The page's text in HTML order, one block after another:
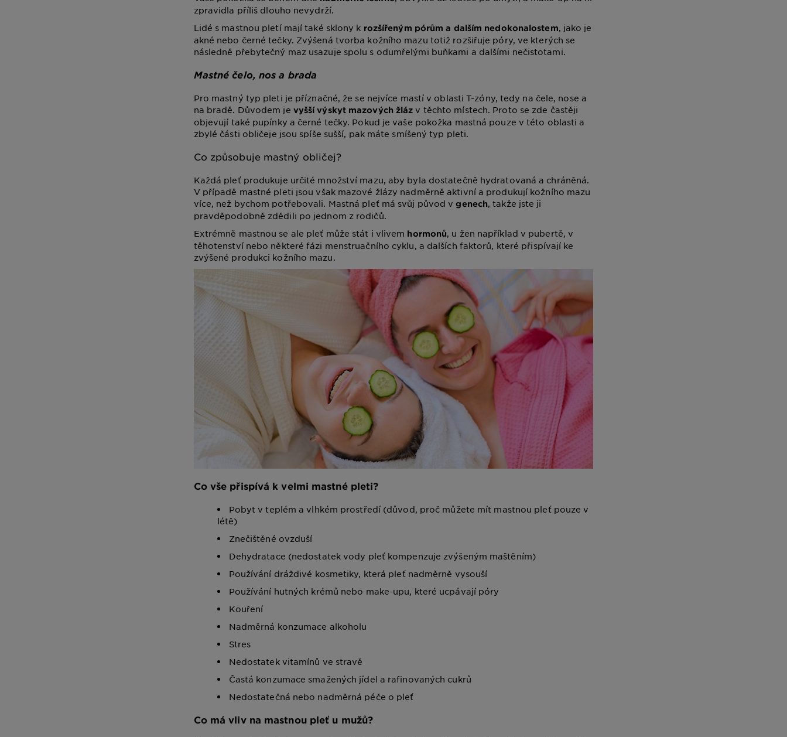
zpravidla příliš dlouho nevydrží.
Lidé s mastnou pletí mají také sklony k rozšířeným pórům a dalším nedokonalostem, jako je
akné nebo černé tečky. Zvýšená tvorba kožního mazu totiž rozšiřuje póry, ve kterých se
následně přebytečný maz usazuje spolu s odumřelými buňkami a dalšími nečistotami.
Mastné čelo, nos a brada
Pro mastný typ pleti je příznačné, že se nejvíce mastí v oblasti T-zóny, tedy na čele, nose a
na bradě. Důvodem je vyšší výskyt mazových žláz v těchto místech. Proto se zde častěji
objevují také pupínky a černé tečky. Pokud je vaše pokožka mastná pouze v této oblasti a
zbylé části obličeje jsou spíše sušší, pak máte smíšený typ pleti.
Co způsobuje mastný obličej?
Každá pleť produkuje určité množství mazu, aby byla dostatečně hydratovaná a chráněná.
V případě mastné pleti jsou však mazové žlázy nadměrně aktivní a produkují kožního mazu
více, než bychom potřebovali. Mastná pleť má svůj původ vgenech, takže jste ji
pravděpodobně zdědili po jednom z rodičů.
Extrémně mastnou se ale pleť může stát i vlivem hormonů, u žen například v pubertě, v
těhotenství nebo některé fázi menstruačního cyklu, a dalších faktorů, které přispívají ke
zvýšené produkci kožního mazu.
Co vše přispívá k velmi mastné pleti?
Pobyt v teplém a vlhkém prostředí (důvod, proč můžete mít mastnou pleť pouze v
létě)
Znečištěné ovzduší
Dehydratace (nedostatek vody pleť kompenzuje zvýšeným maštěním)
Používání dráždivé kosmetiky, která pleť nadměrně vysouší
Používání hutných krémů nebo make-upu, které ucpávají póry
Kouření
Nadměrná konzumace alkoholu
Stres
Nedostatek vitamínů ve stravě
Častá konzumace smažených jídel a rafinovaných cukrů
Nedostatečná nebo nadměrná péče o pleť
Co má vliv na mastnou pleť u mužů?